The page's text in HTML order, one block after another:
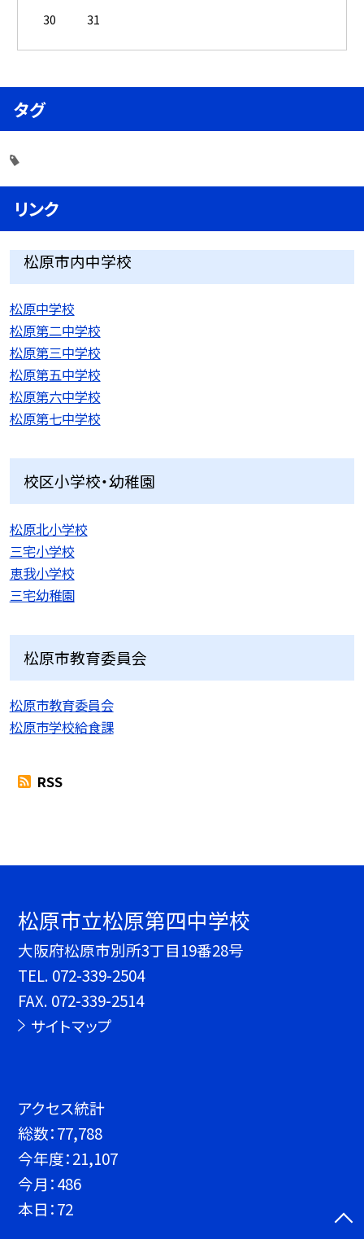
30
31
タグ
リンク
松原市内中学校
松原中学校
松原第二中学校
松原第三中学校
松原第五中学校
松原第六中学校
松原第七中学校
校区小学校・幼稚園
松原北小学校
三宅小学校
恵我小学校
三宅幼稚園
松原市教育委員会
松原市教育委員会
松原市学校給食課
RSS
松原市立松原第四中学校
大阪府松原市別所3丁目19番28号
TEL. 072-339-2504
FAX. 072-339-2514
サイトマップ
アクセス統計
総数：77,788
今年度：21,107
今月：486
本日：72